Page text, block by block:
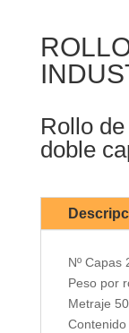
Rollo
doble
Nº Capas
Peso por
Metraje